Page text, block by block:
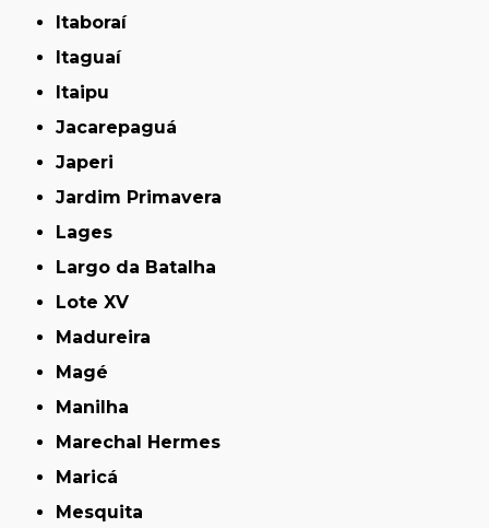
Itaboraí
Itaguaí
Itaipu
Jacarepaguá
Japeri
Jardim Primavera
Lages
Largo da Batalha
Lote XV
Madureira
Magé
Manilha
Marechal Hermes
Maricá
Mesquita